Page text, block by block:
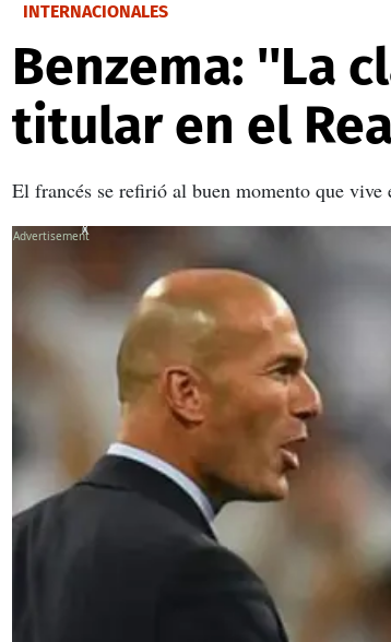
INTERNACIONALES
Benzema: ''La
titular en el
El francés se refirió al buen momento que
X